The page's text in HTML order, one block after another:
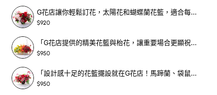
G花店讓你輕鬆訂花，太陽花和蝴蝶蘭花籃，適合每個重要時刻！-SF390
$920
「G花店提供的精美花籃與枱花，讓重要場合更顯祝賀與喜悅，適合各種用場！」-SF398
$950
「設計感十足的花籃擺設就在G花店！馬蹄蘭、袋鼠爪、罌粟花，為你的重大場合增光添彩！」-SF209
$950